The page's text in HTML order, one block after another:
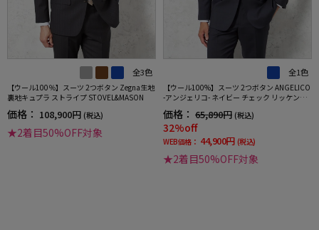
全3色
【ウール100％】スーツ 2つボタン Zegna生地
裏地キュプラ ストライプ STOVEL&MASON
価格： 108,900円 (税込)
★2着目50%OFF対象
全1色
【ウール100%】スーツ 2つボタン ANGELICO
-アンジェリコ- ネイビー チェック リッケンバ
ッカー 通年
価格： 65,890円 (税込)
32%off
WEB価格： 44,900円 (税込)
★2着目50%OFF対象